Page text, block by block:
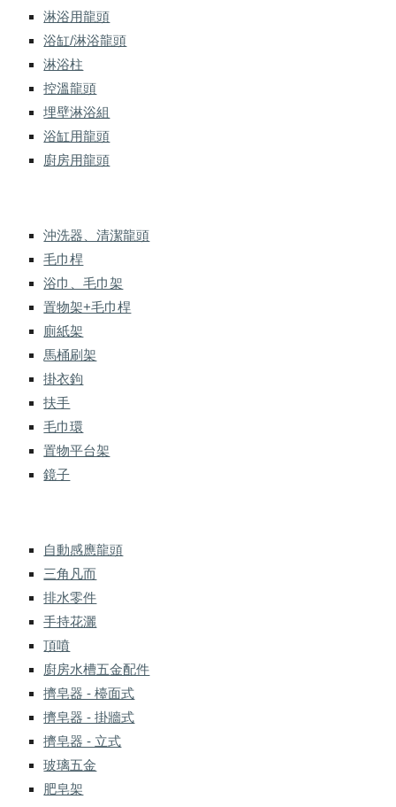
淋浴用龍頭
浴缸/淋浴龍頭
淋浴柱
控溫龍頭
埋壁淋浴組
浴缸用龍頭
廚房用龍頭
沖洗器、清潔龍頭
毛巾桿
浴巾、毛巾架
置物架+毛巾桿
廁紙架
馬桶刷架
掛衣鉤
扶手
毛巾環
置物平台架
鏡子
自動感應龍頭
三角凡而
排水零件
手持花灑
頂噴
廚房水槽五金配件
擠皂器 - 檯面式
擠皂器 - 掛牆式
擠皂器 - 立式
玻璃五金
肥皂架